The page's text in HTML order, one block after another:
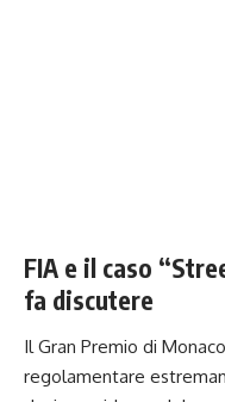
FIA e il caso
fa discutere
Il Gran Premio di
regolamentare